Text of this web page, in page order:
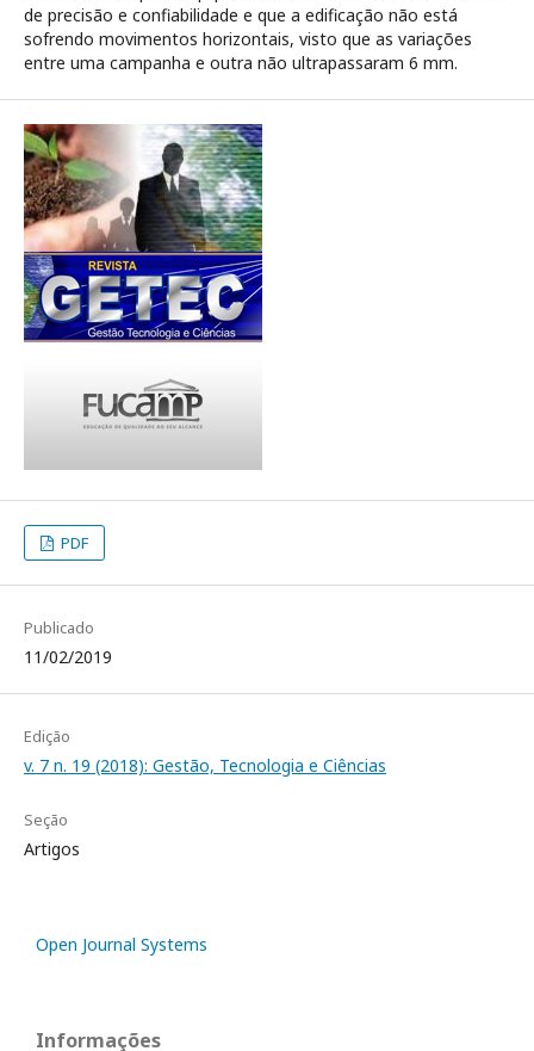
de precisão e confiabilidade e que a edificação não está
sofrendo movimentos horizontais, visto que as variações
entre uma campanha e outra não ultrapassaram 6 mm.
PDF
Publicado
11/02/2019
Edição
v. 7 n. 19 (2018): Gestão, Tecnologia e Ciências
Seção
Artigos
Open Journal Systems
Informações